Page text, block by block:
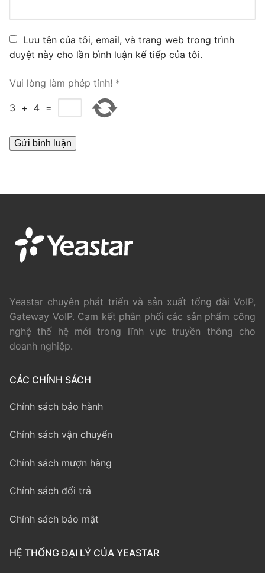
PRI VoIP Gateway TE100
PRI VoIP Gateway TE200
HƯỚNG DẪN
Lưu tên của tôi, email, và trang web trong trình
duyệt này cho lần bình luận kế tiếp của tôi.
Vui lòng làm phép tính! *
3 + 4 =
Yeastar chuyên phát triển và sản xuất tổng đài VoIP,
Gateway VoIP. Cam kết phân phối các sản phẩm công
nghệ thế hệ mới trong lĩnh vực truyền thông cho
doanh nghiệp.
CÁC CHÍNH SÁCH
Chính sách bảo hành
Chính sách vận chuyển
Chính sách mượn hàng
Chính sách đổi trả
Chính sách bảo mật
HỆ THỐNG ĐẠI LÝ CỦA YEASTAR